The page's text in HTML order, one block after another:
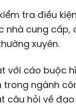
tra điều
nhà cung cấp,
xuyên.
với cáo buộc
ngành
câu hỏi về